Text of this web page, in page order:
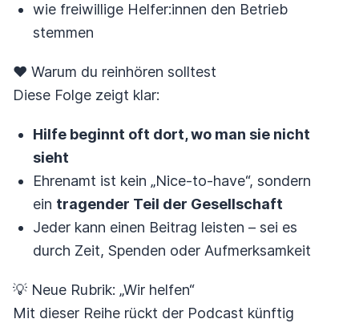
wie freiwillige Helfer:innen den Betrieb
stemmen
❤️ Warum du reinhören solltest
Diese Folge zeigt klar:
Hilfe beginnt oft dort, wo man sie nicht
sieht
Ehrenamt ist kein „Nice-to-have“, sondern
ein tragender Teil der Gesellschaft
Jeder kann einen Beitrag leisten – sei es
durch Zeit, Spenden oder Aufmerksamkeit
💡 Neue Rubrik: „Wir helfen“
Mit dieser Reihe rückt der Podcast künftig